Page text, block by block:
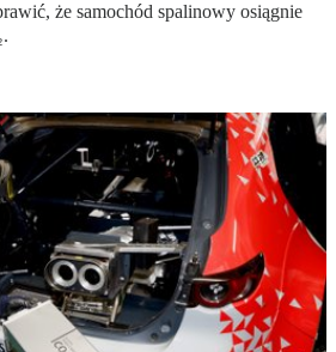
że samochód spalinowy osiągnie